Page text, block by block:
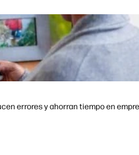
errores y ahorran tiempo en